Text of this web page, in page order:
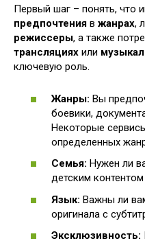
Первый шаг – понять, что
предпочтения в жанрах,
режиссеры, а также
трансляциях или
ключевую роль.
Жанры: Вы
боевики,
Некоторые
определенных
Семья: Нужен ли
детским
Язык: Важны ли
оригинала с
Эксклюзивность: